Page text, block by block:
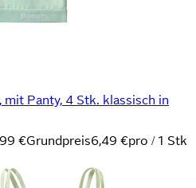
mit Panty, 4 Stk. klassisch in
€Grundpreis6,49 €pro / 1 Stk